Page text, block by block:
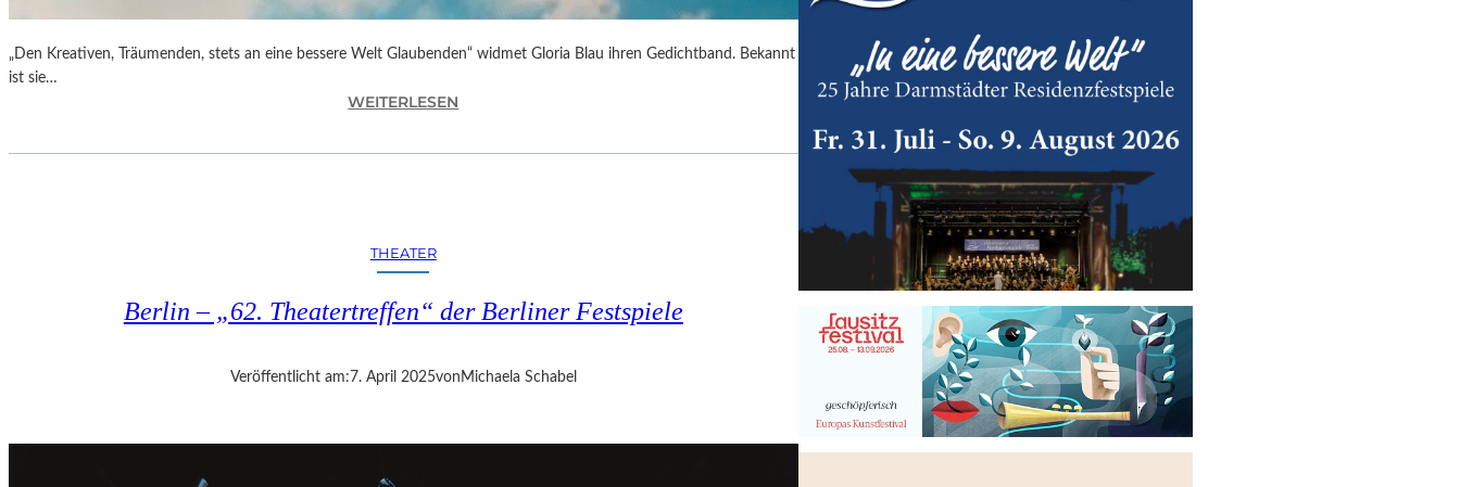
„Den Kreativen, Träumenden, stets an eine bessere Welt Glaubenden“ widmet Gloria Blau ihren Gedichtband. Bekannt
ist sie…
WEITERLESEN
L
A
B
THEATER
Berlin – „62. Theatertreffen“ der Berliner Festspiele
Veröffentlicht am: 7. April 2025von Michaela Schabel